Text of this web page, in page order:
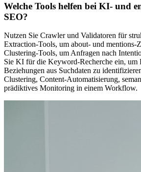
Welche Tools helfen bei KI- und
SEO?
Nutzen Sie Crawler und Validatoren für
Extraction-Tools, um about- und mentions-
Clustering-Tools, um Anfragen nach
Sie KI für die Keyword-Recherche ein, um
Beziehungen aus Suchdaten zu
Clustering, Content-Automatisierung,
prädiktives Monitoring in einem Workflow.